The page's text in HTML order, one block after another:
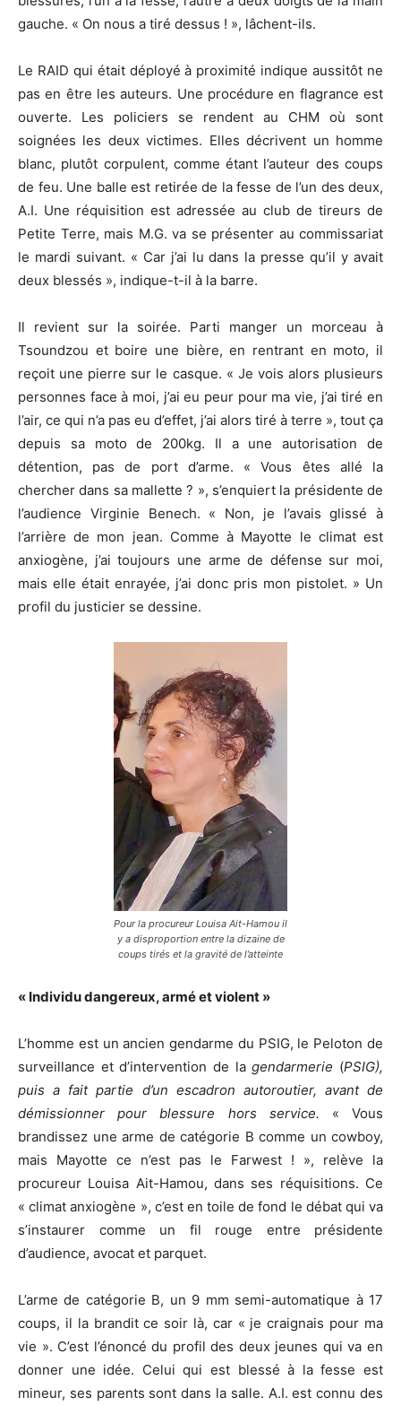
gauche. « On nous a tiré dessus ! », lâchent-ils.
Le RAID qui était déployé à proximité indique aussitôt ne
pas en être les auteurs. Une procédure en flagrance est
ouverte. Les policiers se rendent au CHM où sont
soignées les deux victimes. Elles décrivent un homme
blanc, plutôt corpulent, comme étant l’auteur des coups
de feu. Une balle est retirée de la fesse de l’un des deux,
A.I. Une réquisition est adressée au club de tireurs de
Petite Terre, mais M.G. va se présenter au commissariat
le mardi suivant. « Car j’ai lu dans la presse qu’il y avait
deux blessés », indique-t-il à la barre.
Il revient sur la soirée. Parti manger un morceau à
Tsoundzou et boire une bière, en rentrant en moto, il
reçoit une pierre sur le casque. « Je vois alors plusieurs
personnes face à moi, j’ai eu peur pour ma vie, j’ai tiré en
l’air, ce qui n’a pas eu d’effet, j’ai alors tiré à terre », tout ça
depuis sa moto de 200kg. Il a une autorisation de
détention, pas de port d’arme. « Vous êtes allé la
chercher dans sa mallette ? », s’enquiert la présidente de
l’audience Virginie Benech. « Non, je l’avais glissé à
l’arrière de mon jean. Comme à Mayotte le climat est
anxiogène, j’ai toujours une arme de défense sur moi,
mais elle était enrayée, j’ai donc pris mon pistolet. » Un
profil du justicier se dessine.
Pour la procureur Louisa Ait-Hamou il
y a disproportion entre la dizaine de
coups tirés et la gravité de l’atteinte
« Individu dangereux, armé et violent »
L’homme est un ancien gendarme du PSIG, le Peloton de
surveillance et d’intervention de lagendarmerie (PSIG),
puis a fait partie d’un escadron autoroutier, avant de
démissionner pour blessure hors service. « Vous
brandissez une arme de catégorie B comme un cowboy,
mais Mayotte ce n’est pas le Farwest ! », relève la
procureur Louisa Ait-Hamou, dans ses réquisitions. Ce
« climat anxiogène », c’est en toile de fond le débat qui va
s’instaurer comme un fil rouge entre présidente
d’audience, avocat et parquet.
L’arme de catégorie B, un 9 mm semi-automatique à 17
coups, il la brandit ce soir là, car « je craignais pour ma
vie ». C’est l’énoncé du profil des deux jeunes qui va en
donner une idée. Celui qui est blessé à la fesse est
mineur, ses parents sont dans la salle. A.I. est connu des